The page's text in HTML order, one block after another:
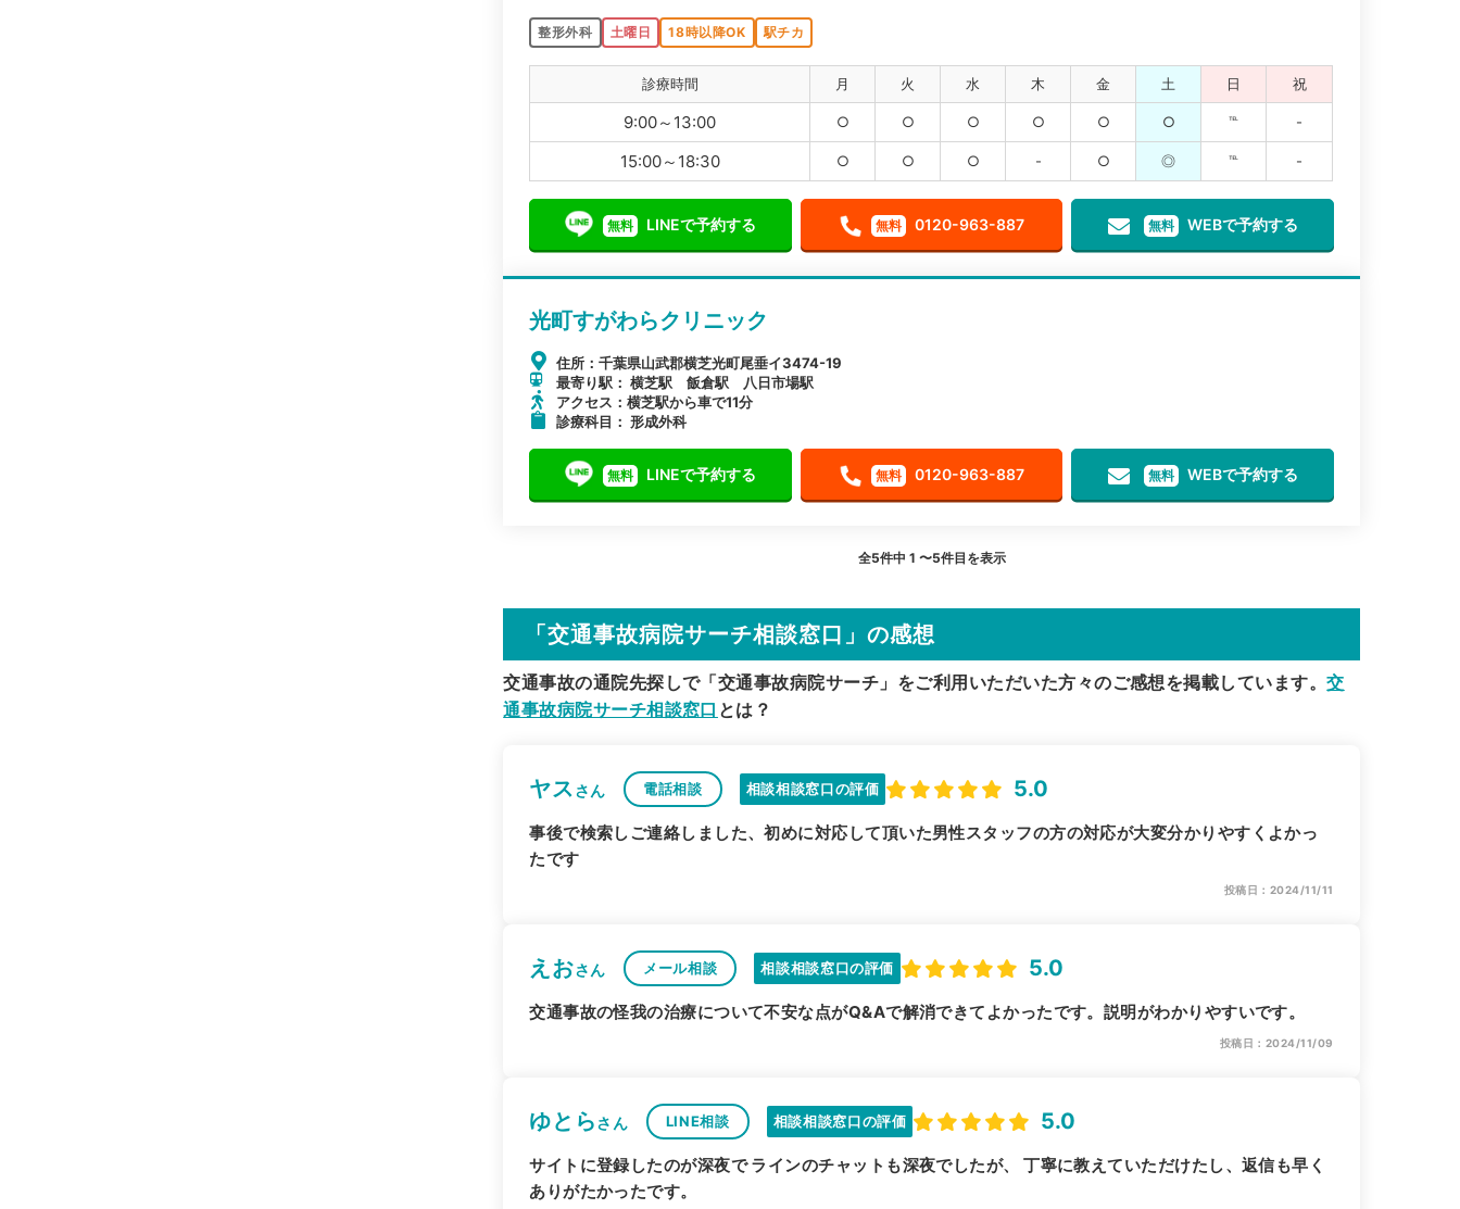
整形外科 土曜日 18時以降OK 駅チカ
診療時間 月 火 水 木 金 土 日 祝
9:00～13:00 ○ ○ ○ ○ ○ ○ ℡ -
15:00～18:30 ○ ○ ○ - ○ ◎ ℡ -
無料 LINEで予約する 無料 0120-963-887 無料 WEBで予約する
光町すがわらクリニック
住所：千葉県山武郡横芝光町尾垂イ3474-19
最寄り駅： 横芝駅 飯倉駅 八日市場駅
アクセス：横芝駅から車で11分
診療科目： 形成外科
無料 LINEで予約する 無料 0120-963-887 無料 WEBで予約する
全5件中 1 〜5件目を表示
「交通事故病院サーチ相談窓口」の感想
交通事故の通院先探しで「交通事故病院サーチ」をご利用いただいた方々のご感想を掲載しています。交
通事故病院サーチ相談窓口 とは？
ヤスさん 電話相談 相談相談窓口の評価 5.0
事後で検索しご連絡しました、初めに対応して頂いた男性スタッフの方の対応が大変分かりやすくよかっ
たです
投稿日：2024/11/11
えおさん メール相談 相談相談窓口の評価 5.0
交通事故の怪我の治療について不安な点がQ&Aで解消できてよかったです。説明がわかりやすいです。
投稿日：2024/11/09
ゆとらさん LINE相談 相談相談窓口の評価 5.0
サイトに登録したのが深夜で ラインのチャットも深夜でしたが、 丁寧に教えていただけたし、返信も早く
ありがたかったです。